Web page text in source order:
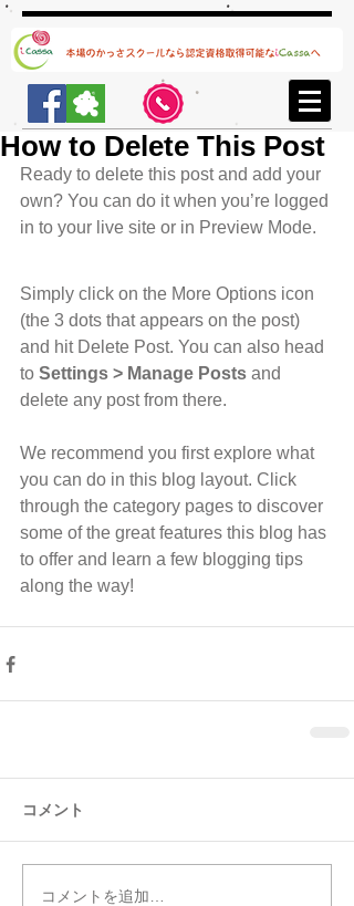
How to Delete This Post
Ready to delete this post and add your
own? You can do it when you’re logged
in to your live site or in Preview Mode.
Simply click on the More Options icon
(the 3 dots that appears on the post)
and hit Delete Post. You can also head
to Settings > Manage Posts and
delete any post from there.
We recommend you first explore what
you can do in this blog layout. Click
through the category pages to discover
some of the great features this blog has
to offer and learn a few blogging tips
along the way!
コメント
コメントを追加…